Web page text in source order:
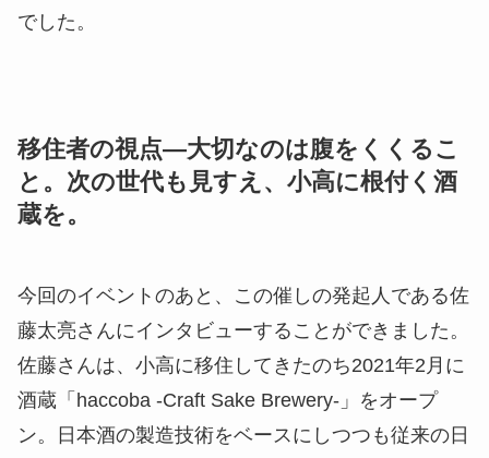
でした。
移住者の視点―大切なのは腹をくくるこ
と。次の世代も見すえ、小高に根付く酒
蔵を。
今回のイベントのあと、この催しの発起人である佐
藤太亮さんにインタビューすることができました。
佐藤さんは、小高に移住してきたのち2021年2月に
酒蔵「haccoba -Craft Sake Brewery-」をオープ
ン。日本酒の製造技術をベースにしつつも従来の日